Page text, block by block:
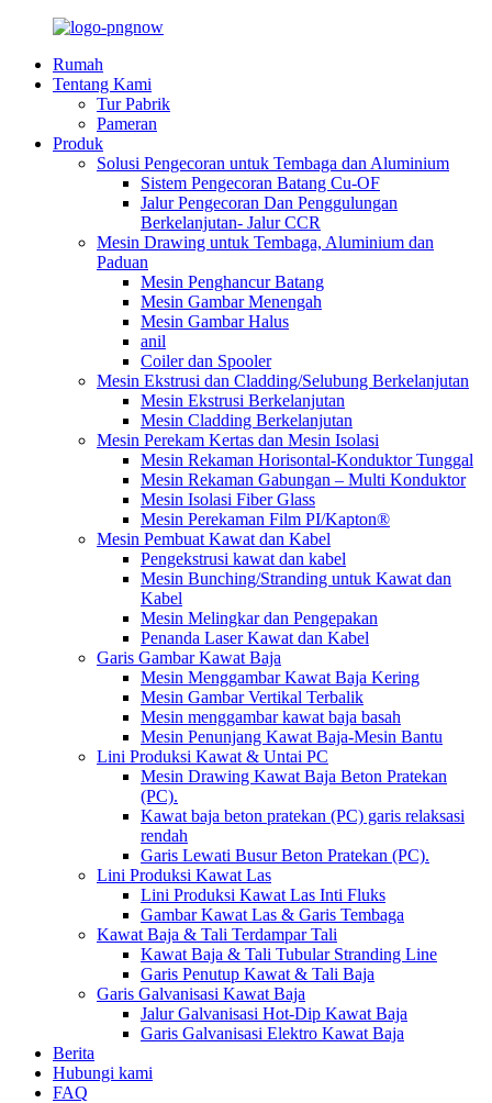
Rumah
Tentang Kami
Tur Pabrik
Pameran
Produk
Solusi Pengecoran untuk Tembaga dan Aluminium
Sistem Pengecoran Batang Cu-OF
Jalur Pengecoran Dan Penggulungan
Berkelanjutan- Jalur CCR
Mesin Drawing untuk Tembaga, Aluminium dan
Paduan
Mesin Penghancur Batang
Mesin Gambar Menengah
Mesin Gambar Halus
anil
Coiler dan Spooler
Mesin Ekstrusi dan Cladding/Selubung Berkelanjutan
Mesin Ekstrusi Berkelanjutan
Mesin Cladding Berkelanjutan
Mesin Perekam Kertas dan Mesin Isolasi
Mesin Rekaman Horisontal-Konduktor Tunggal
Mesin Rekaman Gabungan – Multi Konduktor
Mesin Isolasi Fiber Glass
Mesin Perekaman Film PI/Kapton®
Mesin Pembuat Kawat dan Kabel
Pengekstrusi kawat dan kabel
Mesin Bunching/Stranding untuk Kawat dan
Kabel
Mesin Melingkar dan Pengepakan
Penanda Laser Kawat dan Kabel
Garis Gambar Kawat Baja
Mesin Menggambar Kawat Baja Kering
Mesin Gambar Vertikal Terbalik
Mesin menggambar kawat baja basah
Mesin Penunjang Kawat Baja-Mesin Bantu
Lini Produksi Kawat & Untai PC
Mesin Drawing Kawat Baja Beton Pratekan
(PC).
Kawat baja beton pratekan (PC) garis relaksasi
rendah
Garis Lewati Busur Beton Pratekan (PC).
Lini Produksi Kawat Las
Lini Produksi Kawat Las Inti Fluks
Gambar Kawat Las & Garis Tembaga
Kawat Baja & Tali Terdampar Tali
Kawat Baja & Tali Tubular Stranding Line
Garis Penutup Kawat & Tali Baja
Garis Galvanisasi Kawat Baja
Jalur Galvanisasi Hot-Dip Kawat Baja
Garis Galvanisasi Elektro Kawat Baja
Berita
Hubungi kami
FAQ